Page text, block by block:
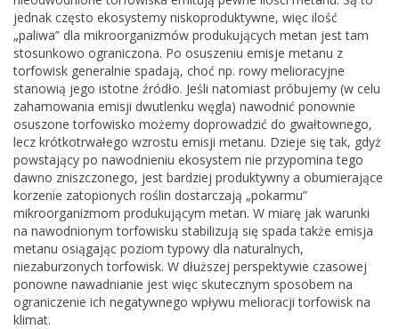
jednak często ekosystemy niskoproduktywne, więc ilość
„paliwa” dla mikroorganizmów produkujących metan jest tam
stosunkowo ograniczona. Po osuszeniu emisje metanu z
torfowisk generalnie spadają, choć np. rowy melioracyjne
stanowią jego istotne źródło. Jeśli natomiast próbujemy (w celu
zahamowania emisji dwutlenku węgla) nawodnić ponownie
osuszone torfowisko możemy doprowadzić do gwałtownego,
lecz krótkotrwałego wzrostu emisji metanu. Dzieje się tak, gdyż
powstający po nawodnieniu ekosystem nie przypomina tego
dawno zniszczonego, jest bardziej produktywny a obumierające
korzenie zatopionych roślin dostarczają „pokarmu”
mikroorganizmom produkującym metan. W miarę jak warunki
na nawodnionym torfowisku stabilizują się spada także emisja
metanu osiągając poziom typowy dla naturalnych,
niezaburzonych torfowisk. W dłuższej perspektywie czasowej
ponowne nawadnianie jest więc skutecznym sposobem na
ograniczenie ich negatywnego wpływu melioracji torfowisk na
klimat.